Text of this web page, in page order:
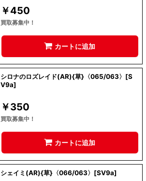
絞り込む
￥450
買取募集中！
カートに追加
シロナのロズレイド(AR){草}〈065/063〉[S
V9a]
￥350
買取募集中！
カートに追加
シェイミ(AR){草}〈066/063〉[SV9a]